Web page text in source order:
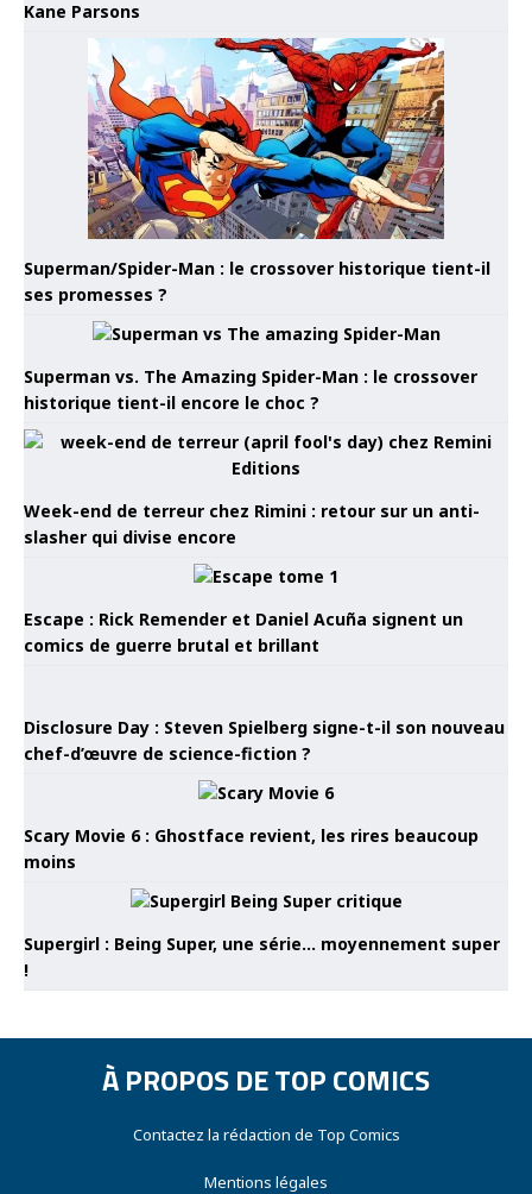
Kane Parsons
Superman/Spider-Man : le crossover historique tient-il
ses promesses ?
Superman vs. The Amazing Spider-Man : le crossover
historique tient-il encore le choc ?
Week-end de terreur chez Rimini : retour sur un anti-
slasher qui divise encore
Escape : Rick Remender et Daniel Acuña signent un
comics de guerre brutal et brillant
Disclosure Day : Steven Spielberg signe-t-il son nouveau
chef-d’œuvre de science-fiction ?
Scary Movie 6 : Ghostface revient, les rires beaucoup
moins
Supergirl : Being Super, une série… moyennement super
!
À PROPOS DE TOP COMICS
Contactez la rédaction de Top Comics
Mentions légales